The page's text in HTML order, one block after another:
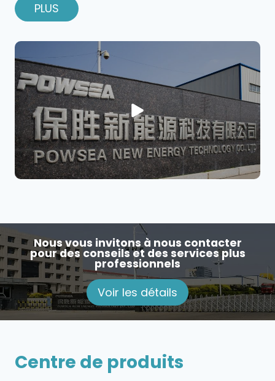
PLUS
Nous vous invitons à nous contacter
pour des conseils et des services plus
professionnels
Voir les détails
Centre de produits